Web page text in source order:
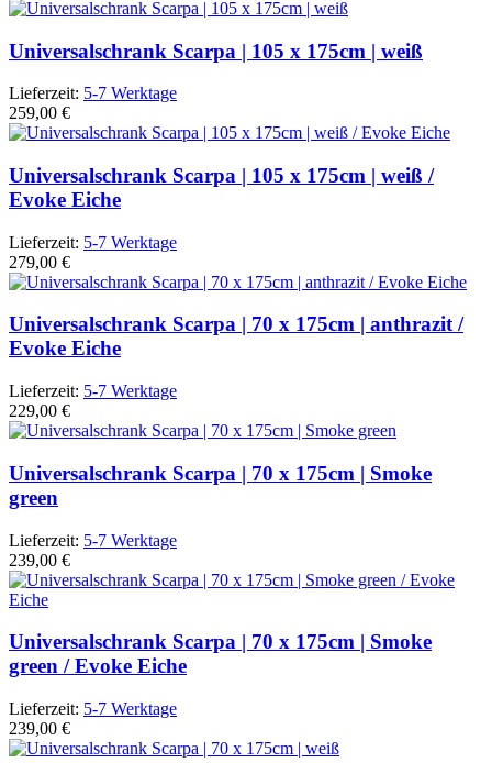
Universalschrank Scarpa | 105 x 175cm | weiß
Lieferzeit: 5-7 Werktage
259,00 €
Universalschrank Scarpa | 105 x 175cm | weiß /
Evoke Eiche
Lieferzeit: 5-7 Werktage
279,00 €
Universalschrank Scarpa | 70 x 175cm | anthrazit /
Evoke Eiche
Lieferzeit: 5-7 Werktage
229,00 €
Universalschrank Scarpa | 70 x 175cm | Smoke
green
Lieferzeit: 5-7 Werktage
239,00 €
Universalschrank Scarpa | 70 x 175cm | Smoke
green / Evoke Eiche
Lieferzeit: 5-7 Werktage
239,00 €